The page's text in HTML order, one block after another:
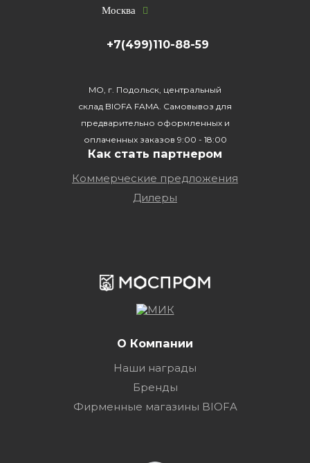
Москва
+7(499)110-88-59
МО, г. Подольск, центральный
склад BIOFA FAMA. Самовывоз для
предварительно оформленных и
оплаченных заказов 9:00 - 18:00
Как стать партнером
Коммерческие предложения
Дилеры
О Компании
Наши награды
Бренды
Фирменные магазины BIOFA